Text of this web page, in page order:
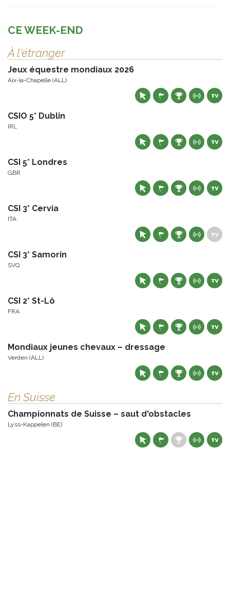
CE WEEK-END
À l'étranger
Jeux équestre mondiaux 2026
Aix-la-Chapelle (ALL)
CSIO 5* Dublin
IRL
CSI 5* Londres
GBR
CSI 3* Cervia
ITA
CSI 3* Samorin
SVQ
CSI 2* St-Lô
FRA
Mondiaux jeunes chevaux – dressage
Verden (ALL)
En Suisse
Championnats de Suisse – saut d'obstacles
Lyss-Kappelen (BE)